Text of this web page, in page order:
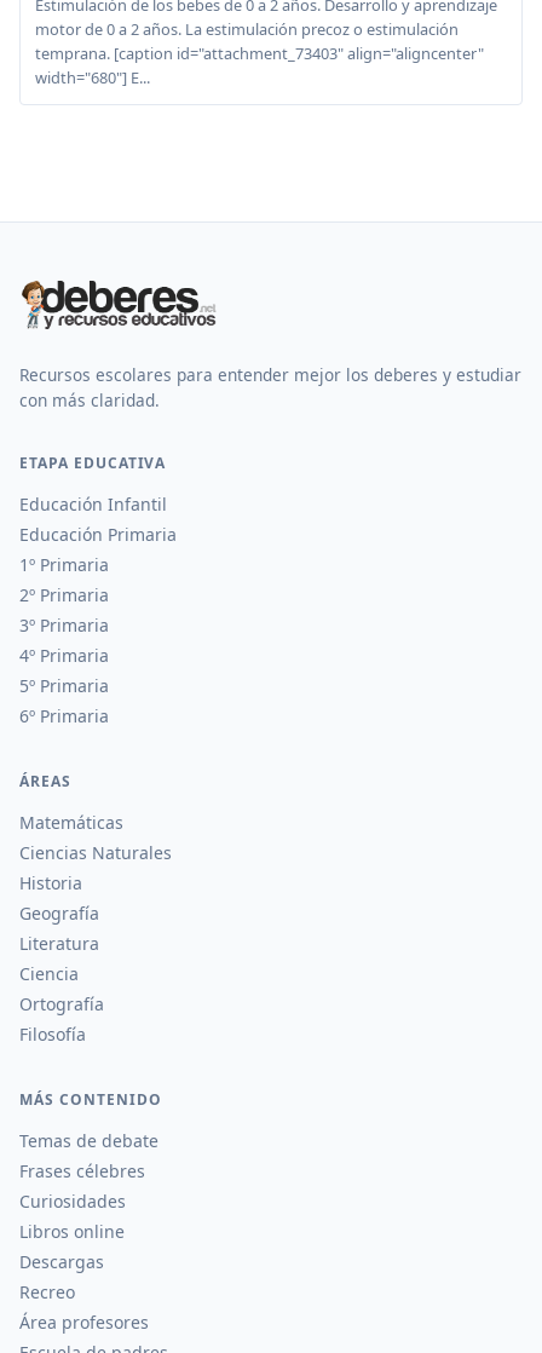
Estimulación de los bebes de 0 a 2 años. Desarrollo y aprendizaje
motor de 0 a 2 años. La estimulación precoz o estimulación
temprana. [caption id="attachment_73403" align="aligncenter"
width="680"] E...
Recursos escolares para entender mejor los deberes y estudiar
con más claridad.
ETAPA EDUCATIVA
Educación Infantil
Educación Primaria
1º Primaria
2º Primaria
3º Primaria
4º Primaria
5º Primaria
6º Primaria
ÁREAS
Matemáticas
Ciencias Naturales
Historia
Geografía
Literatura
Ciencia
Ortografía
Filosofía
MÁS CONTENIDO
Temas de debate
Frases célebres
Curiosidades
Libros online
Descargas
Recreo
Área profesores